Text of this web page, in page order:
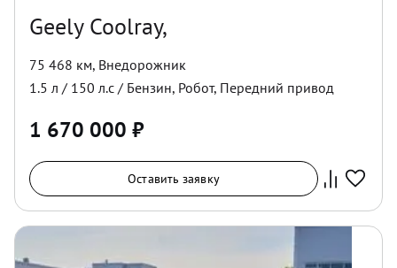
Geely Coolray,
75 468 км, Внедорожник
1.5 л / 150 л.с / Бензин, Робот, Передний привод
1 670 000 ₽
Оставить заявку